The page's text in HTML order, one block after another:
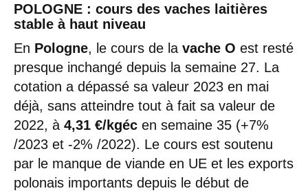
POLOGNE : cours des vaches laitières
stable à haut niveau
En Pologne, le cours de la vache O est resté
presque inchangé depuis la semaine 27. La
cotation a dépassé sa valeur 2023 en mai
déjà, sans atteindre tout à fait sa valeur de
2022, à 4,31 €/kgéc en semaine 35 (+7%
/2023 et -2% /2022). Le cours est soutenu
par le manque de viande en UE et les exports
polonais importants depuis le début de